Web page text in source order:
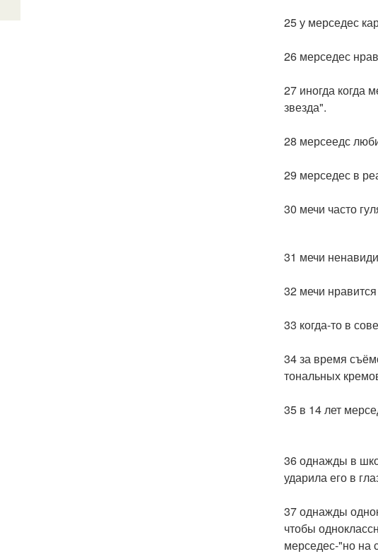
25 у мерседес
26 мерседес
27 иногда когда
звезда".
28 мерсеедс
29 мерседес в
30 мечи часто
31 мечи
32 мечи
33 когда-то в
34 за время
тональных
35 в 14 лет
36 однажды в
ударила его в
37 однажды
чтобы
мерседес-"но на